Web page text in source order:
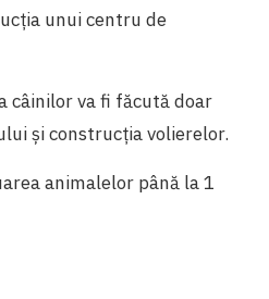
unui centru de
câinilor va fi făcută doar
și construcția volierelor.
animalelor până la 1